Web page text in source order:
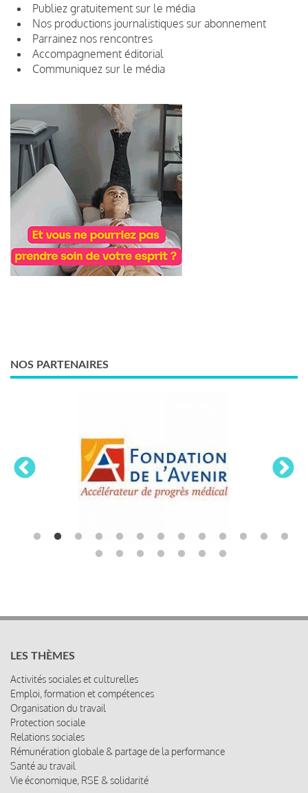
Publiez gratuitement sur le média
Nos productions journalistiques sur abonnement
Parrainez nos rencontres
Accompagnement éditorial
Communiquez sur le média
NOS PARTENAIRES
Protection sociale
Santé au travail
Vie économique, RSE & solidarité
ACCÈS RAPIDE
Les abonnements
Les rencontres
Les ressources